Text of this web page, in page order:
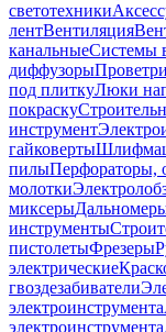
светотехники
лентВентиляция
канальныеСистемы
диффузоры
под плиткуЛюки
покраску
инструмент
гайковерты
пилыПерфораторы,
молотки
миксеры
инструменты
пистолетыФрезеры
электрические
гвоздезабиватели
электроинструмента
электроинструмента